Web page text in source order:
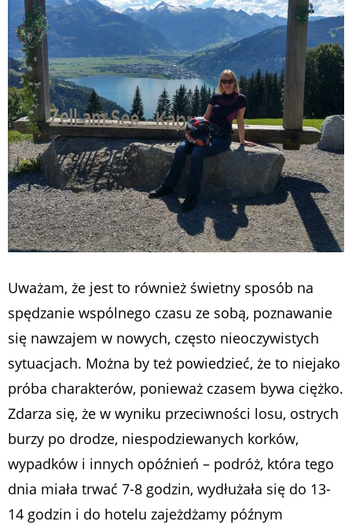
Uważam, że jest to również świetny sposób na
spędzanie wspólnego czasu ze sobą, poznawanie
się nawzajem w nowych, często nieoczywistych
sytuacjach. Można by też powiedzieć, że to niejako
próba charakterów, ponieważ czasem bywa ciężko.
Zdarza się, że w wyniku przeciwności losu, ostrych
burzy po drodze, niespodziewanych korków,
wypadków i innych opóźnień – podróż, która tego
dnia miała trwać 7-8 godzin, wydłużała się do 13-
14 godzin i do hotelu zajeżdżamy późnym